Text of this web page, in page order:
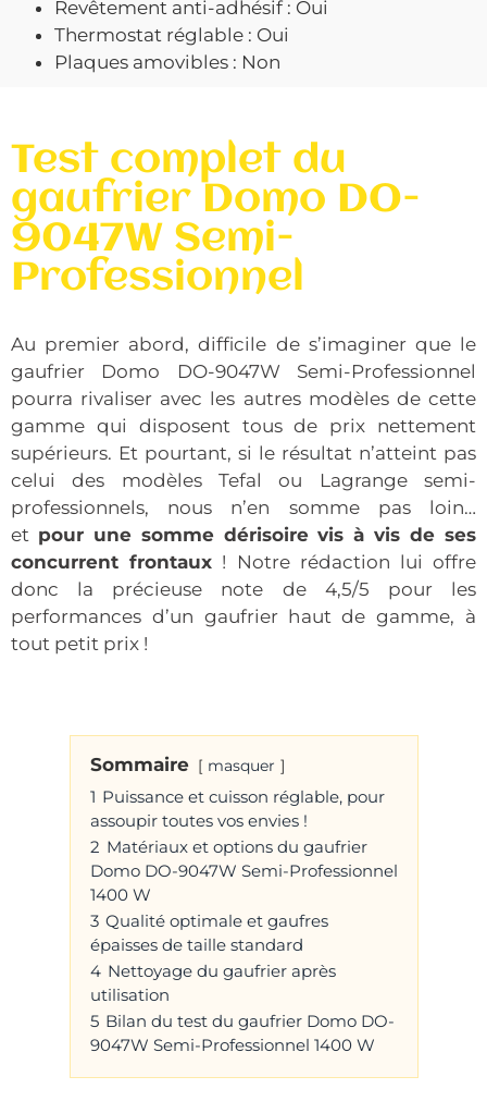
Revêtement anti-adhésif : Oui
Thermostat réglable : Oui
Plaques amovibles : Non
Test complet du
gaufrier Domo DO-
9047W Semi-
Professionnel
Au premier abord, difficile de s’imaginer que le
gaufrier Domo DO-9047W Semi-Professionnel
pourra rivaliser avec les autres modèles de cette
gamme qui disposent tous de prix nettement
supérieurs. Et pourtant, si le résultat n’atteint pas
celui des modèles Tefal ou Lagrange semi-
professionnels, nous n’en somme pas loin…
et pour une somme dérisoire vis à vis de ses
concurrent frontaux ! Notre rédaction lui offre
donc la précieuse note de 4,5/5 pour les
performances d’un gaufrier haut de gamme, à
tout petit prix !
Sommaire masquer
1 Puissance et cuisson réglable, pour
assoupir toutes vos envies !
2 Matériaux et options du gaufrier
Domo DO-9047W Semi-Professionnel
1400 W
3 Qualité optimale et gaufres
épaisses de taille standard
4 Nettoyage du gaufrier après
utilisation
5 Bilan du test du gaufrier Domo DO-
9047W Semi-Professionnel 1400 W